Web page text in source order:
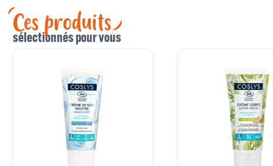
Ces produits
sélectionnés pour vous